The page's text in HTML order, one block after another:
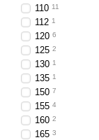
110 11
112 1
120 6
125 2
130 1
135 1
150 7
155 4
160 2
165 3